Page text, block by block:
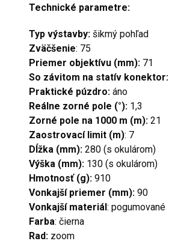
Technické parametre:
Typ výstavby: šikmý pohľad
Zväčšenie: 75
Priemer objektívu (mm): 71
So závitom na statív konektor:
Praktické púzdro: áno
Reálne zorné pole (°): 1,3
Zorné pole na 1000 m (m): 21
Zaostrovací limit (m): 7
Dĺžka (mm): 280 (s okulárom)
Výška (mm): 130 (s okulárom)
Hmotnosť (g): 910
Vonkajší priemer (mm): 90
Vonkajší materiál: pogumované
Farba: čierna
Rad: zoom